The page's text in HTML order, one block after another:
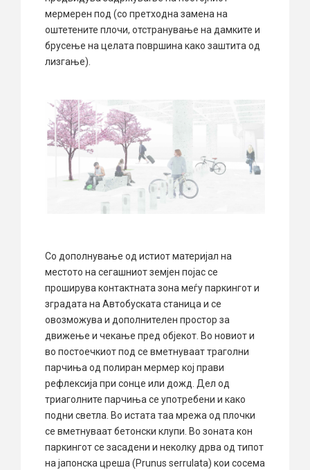
мермерен под (со претходна замена на
оштетените плочи, отстранување на дамките и
брусење на целата површина како заштита од
лизгање).
Со дополнување од истиот материјал на
местото на сегашниот земјен појас се
проширува контактната зона меѓу паркингот и
зградата на Автобуската станица и се
овозможува и дополнителен простор за
движење и чекање пред објекот. Во новиот и
во постоечкиот под се вметнуваат траголни
парчиња од полиран мермер кој прави
рефлексија при сонце или дожд. Дел од
триаголните парчиња се употребени и како
подни светла. Во истата таа мрежа од плочки
се вметнуваат бетонски клупи. Во зоната кон
паркингот се засадени и неколку дрва од типот
на јапонска цреша (Prunus serrulata) кои сосема